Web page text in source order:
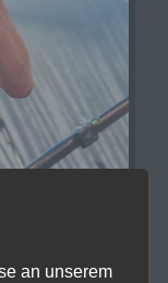
an unserem